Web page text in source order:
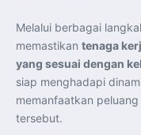
Melalui berbagai
memastikan tenaga
yang sesuai dengan
siap menghadapi
memanfaatkan
tersebut.